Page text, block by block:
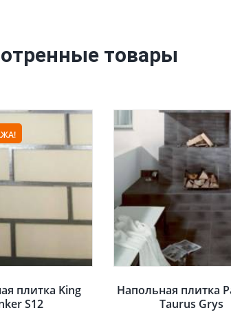
товары
плитка King
S12
Напольная плитка
Taurus Grys